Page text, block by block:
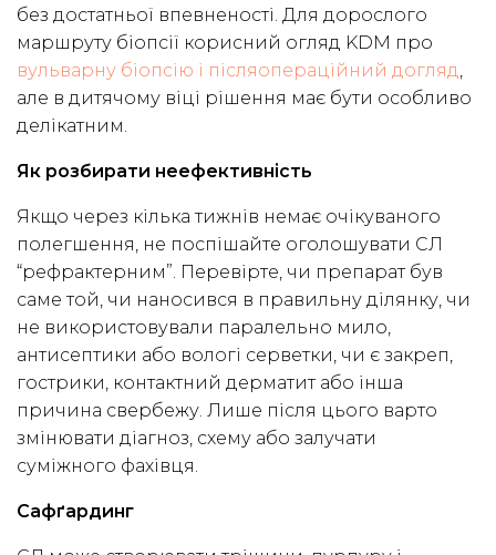
без достатньої впевненості. Для дорослого
маршруту біопсії корисний огляд KDM про
вульварну біопсію і післяопераційний догляд,
але в дитячому віці рішення має бути особливо
делікатним.
Як розбирати неефективність
Якщо через кілька тижнів немає очікуваного
полегшення, не поспішайте оголошувати СЛ
“рефрактерним”. Перевірте, чи препарат був
саме той, чи наносився в правильну ділянку, чи
не використовували паралельно мило,
антисептики або вологі серветки, чи є закреп,
гострики, контактний дерматит або інша
причина свербежу. Лише після цього варто
змінювати діагноз, схему або залучати
суміжного фахівця.
Сафґардинг